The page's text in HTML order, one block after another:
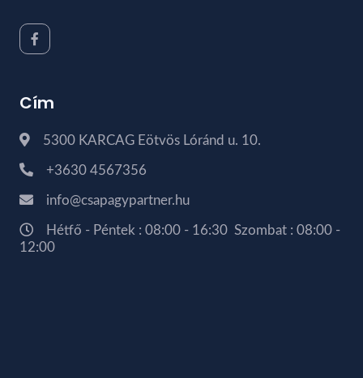
Cím
5300 KARCAG Eötvös Lóránd u. 10.
+3630 4567356
info@csapagypartner.hu
Hétfő - Péntek : 08:00 - 16:30 Szombat : 08:00 -
12:00